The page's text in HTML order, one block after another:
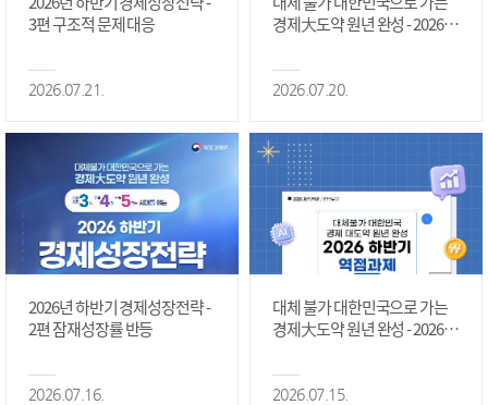
3편 구조적 문제 대응
2026.07.21.
경제大도약 원년 완성 - 2026 하
정상화 #2편
2026.07.20.
2026년 하반기 경제성장전략 -
2편 잠재성장률 반등
2026.07.16.
대체 불가 대한민국으로 가는
경제大도약 원년 완성 - 2026 하
2026.07.15.